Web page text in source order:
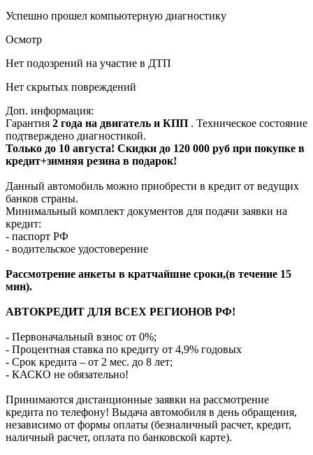
Успешно прошел компьютерную диагностику
Осмотр
Нет подозрений на участие в ДТП
Нет скрытых повреждений
Доп. информация:
Гарантия 2 года на двигатель и КПП . Техническое состояние
подтверждено диагностикой.
Только до 10 августа! Скидки до 120 000 руб при покупке в
кредит+зимняя резина в подарок!
Данный автомобиль можно приобрести в кредит от ведущих
банков страны.
Минимальный комплект документов для подачи заявки на
кредит:
- паспорт РФ
- водительское удостоверение
Рассмотрение анкеты в кратчайшие сроки,(в течение 15
мин).
АВТОКРЕДИТ ДЛЯ ВСЕХ РЕГИОНОВ РФ!
- Первоначальный взнос от 0%;
- Процентная ставка по кредиту от 4,9% годовых
- Срок кредита – от 2 мес. до 8 лет;
- КАСКО не обязательно!
Принимаются дистанционные заявки на рассмотрение
кредита по телефону! Выдача автомобиля в день обращения,
независимо от формы оплаты (безналичный расчет, кредит,
наличный расчет, оплата по банковской карте).